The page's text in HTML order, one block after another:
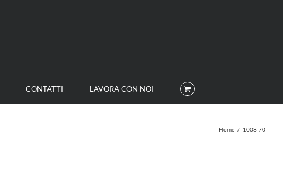
CONTATTI LAVORA CON NOI
Home / 1008-70